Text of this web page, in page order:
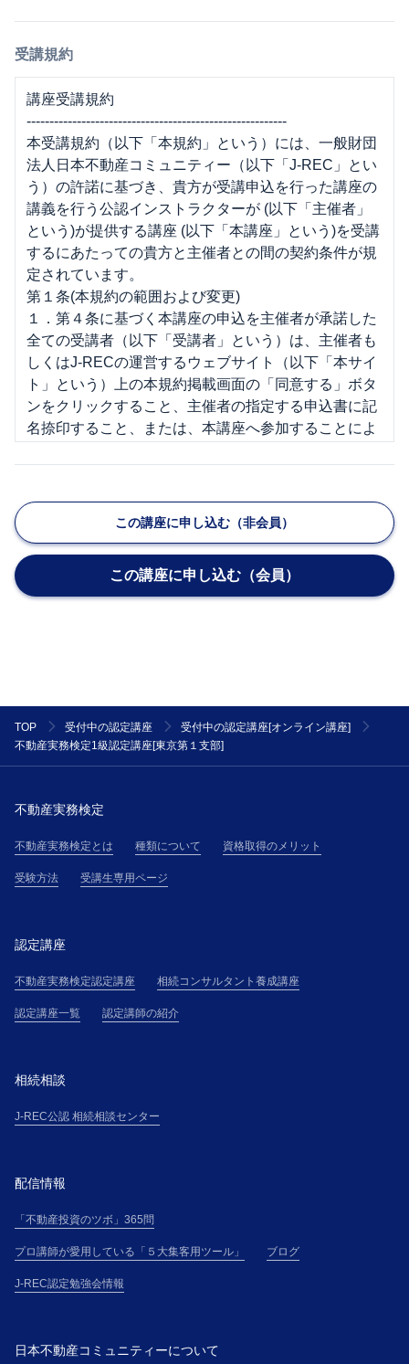
受講規約
講座受講規約
---------------------------------------------------------
本受講規約（以下「本規約」という）には、一般財団
法人日本不動産コミュニティー（以下「J-REC」とい
う）の許諾に基づき、貴方が受講申込を行った講座の
講義を行う公認インストラクターが (以下「主催者」
という)が提供する講座 (以下「本講座」という)を受講
するにあたっての貴方と主催者との間の契約条件が規
定されています。
第１条(本規約の範囲および変更)
１．第４条に基づく本講座の申込を主催者が承諾した
全ての受講者（以下「受講者」という）は、主催者も
しくはJ-RECの運営するウェブサイト（以下「本サイ
ト」という）上の本規約掲載画面の「同意する」ボタ
ンをクリックすること、主催者の指定する申込書に記
名捺印すること、または、本講座へ参加することによ
者に適用される規則もしくは条件（以下「細則」とい
う）の制定をすることができるものとします。なお、
J-RECが受講者に適用されるものとして規則又は条件
を本サイトに掲載した場合、その規則又は条件は、主
催者が受講者に通知した細則とみなして、主催者と受
第２条(提供サービス)
第３条(受講料金等)
に承諾通知記載の方法により、本サイト上その他で主
いう）に基づき算定される受講料金を支払うものとし
１．本講座の受講希望者（以下「受講希望者」とい
う）は、本サイト上に掲載する手続、または主催者の
申込」という)を行ない、氏名・住所・電話番号その他
して提供するものとします。
２．受講者が、本講座を勤務先等の所属団体（以下
「所属団体」という）を通じて申し込む場合（以下、
して、本規約に基づく義務を負うものとします。
１．主催者は、受講希望者に対して、受講料金の支払
査基準に基づく受講申込の審査の結果、受講申込を承
諾しない場合には、受講希望者に対して、本講座の受
下「本契約」という）は、受講料金全額の入金を確認
この講座に申し込む（非会員）
この講座に申し込む（会員）
TOP 受付中の認定講座
受付中の認定講座[オンライン講座]
不動産実務検定1級認定講座[東京第１支部]
不動産実務検定
不動産実務検定とは 種類について 資格取得のメリット
受験方法 受講生専用ページ
認定講座
不動産実務検定認定講座 相続コンサルタント養成講座
認定講座一覧 認定講師の紹介
相続相談
J-REC公認 相続相談センター
配信情報
「不動産投資のツボ」365問
プロ講師が愛用している「５大集客用ツール」 ブログ
J-REC認定勉強会情報
日本不動産コミュニティーについて